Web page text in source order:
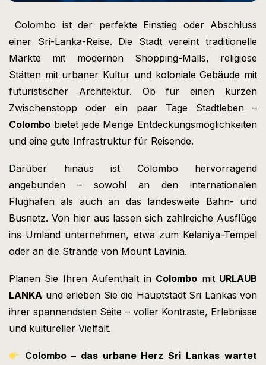
Colombo ist der perfekte Einstieg oder Abschluss
einer Sri-Lanka-Reise. Die Stadt vereint traditionelle
Märkte mit modernen Shopping-Malls, religiöse
Stätten mit urbaner Kultur und koloniale Gebäude mit
futuristischer Architektur. Ob für einen kurzen
Zwischenstopp oder ein paar Tage Stadtleben –
Colombo bietet jede Menge Entdeckungsmöglichkeiten
und eine gute Infrastruktur für Reisende.
Darüber hinaus ist Colombo hervorragend
angebunden – sowohl an den internationalen
Flughafen als auch an das landesweite Bahn- und
Busnetz. Von hier aus lassen sich zahlreiche Ausflüge
ins Umland unternehmen, etwa zum Kelaniya-Tempel
oder an die Strände von Mount Lavinia.
Planen Sie Ihren Aufenthalt in Colombo mit URLAUB
LANKA und erleben Sie die Hauptstadt Sri Lankas von
ihrer spannendsten Seite – voller Kontraste, Erlebnisse
und kultureller Vielfalt.
Colombo – das urbane Herz Sri Lankas wartet